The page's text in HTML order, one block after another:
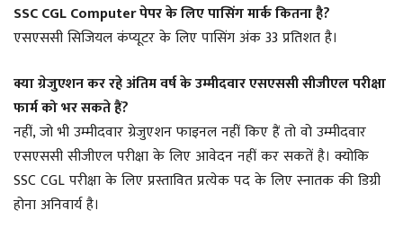
SSC CGL Computer पेपर के लिए पासिंग मार्क कितना है?
एसएससी सिजियल कंप्यूटर के लिए पासिंग अंक 33 प्रतिशत है।
क्या ग्रेजुएशन कर रहे अंतिम वर्ष के उम्मीदवार एसएससी सीजीएल परीक्षा
फार्म को भर सकते हैं?
नहीं, जो भी उम्मीदवार ग्रेजुएशन फाइनल नहीं किए हैं तो वो उम्मीदवार
एसएससी सीजीएल परीक्षा के लिए आवेदन नहीं कर सकतें है। क्योकि
SSC CGL परीक्षा के लिए प्रस्तावित प्रत्येक पद के लिए स्नातक की डिग्री
होना अनिवार्य है।